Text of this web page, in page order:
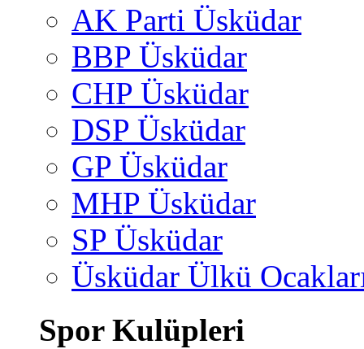
AK Parti Üsküdar
BBP Üsküdar
CHP Üsküdar
DSP Üsküdar
GP Üsküdar
MHP Üsküdar
SP Üsküdar
Üsküdar Ülkü
Spor Kulüpleri